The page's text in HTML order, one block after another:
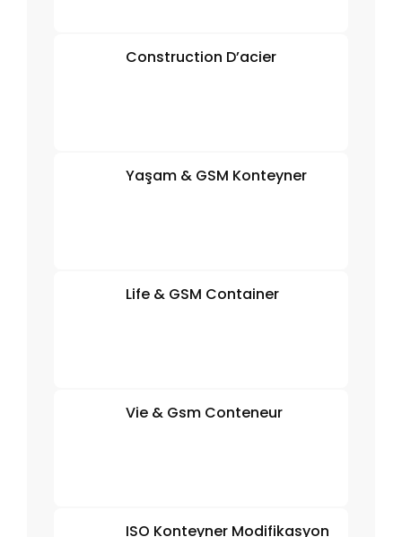
Construction D’acier
Yaşam & GSM Konteyner
Life & GSM Container
Vie & Gsm Conteneur
ISO Konteyner Modifikasyon